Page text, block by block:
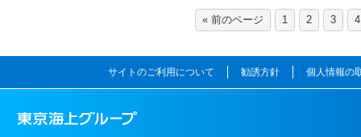
« 前のページ 1 2 3 4
サイトのご利用について 勧誘方針 個人情報の